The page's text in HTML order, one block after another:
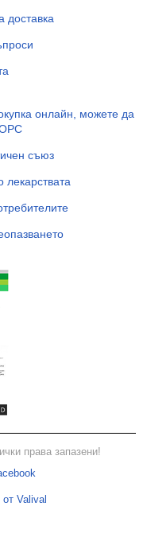
доставка
онлайн, можете да
ОРС
съюз
лекарствата
права запазени!
от Valival